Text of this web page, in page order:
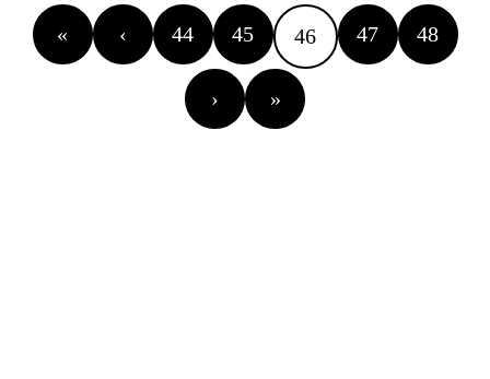
« ‹ 44 45 46 47 48
› »